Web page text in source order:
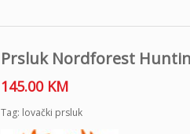
Prsluk Nordforest
145.00 KM
Tag: lovački prsluk